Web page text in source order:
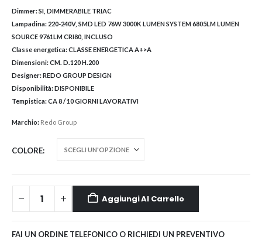
Dimmer:SI, DIMMERABILE TRIAC
Lampadina: 220-240V, SMD LED 76W 3000K LUMEN SYSTEM 6805LM LUMEN
SOURCE 9761LM CRI80, INCLUSO
Classe energetica:CLASSE ENERGETICA A+>A
Dimensioni:CM. D.120 H.200
Designer:REDO GROUP DESIGN
Disponibilità:DISPONIBILE
Tempistica:CA 8 / 10 GIORNI LAVORATIVI
Marchio: Redo Group
COLORE
Aggiungi Al Carrello
FAI UN ORDINE TELEFONICO O RICHIEDI UN PREVENTIVO